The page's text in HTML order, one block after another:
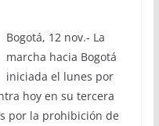
Bogotá, 12 nov.- La
marcha hacia Bogotá
iniciada el lunes por
hoy en su tercera
por la prohibición de